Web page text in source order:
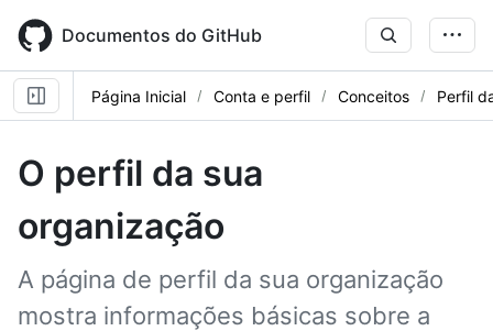
main
content
Documentos do GitHub
Página Inicial Conta e perfil Conceitos Perfil
O perfil da sua
organização
A página de perfil da sua organização
mostra informações básicas sobre a